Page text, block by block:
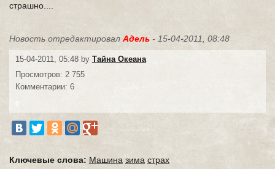
страшно....
Новость отредактировал Адель - 15-04-2011, 08:48
15-04-2011, 05:48 by Тайна Океана
Просмотров: 2 755
Комментарии: 6
Ключевые слова: Машина зима страх